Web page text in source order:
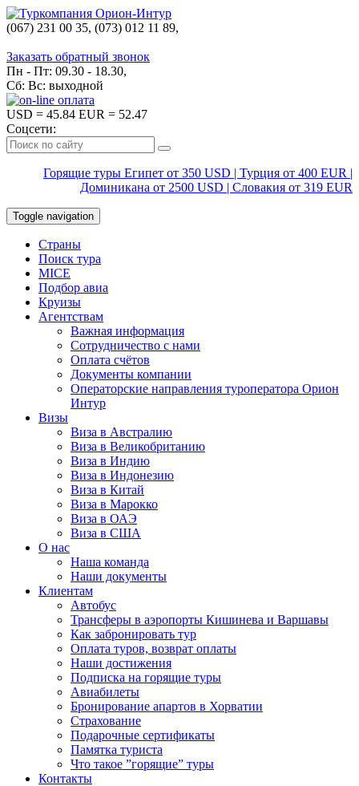
(067) 231 00 35, (073) 012 11 89,
Заказать обратный звонок
Пн - Пт: 09.30 - 18.30,
Сб: Вс: выходной
USD = 45.84 EUR = 52.47
Соцсети:
Горящие туры Египет от 350 USD | Турция от 400 EUR |
Доминикана от 2500 USD | Словакия от 319 EUR
Toggle navigation
Страны
Поиск тура
MICE
Подбор авиа
Круизы
Агентствам
Важная информация
Сотрудничество с нами
Оплата счётов
Документы компании
Операторские направления туроператора Орион
Интур
Визы
Виза в Австралию
Виза в Великобританию
Виза в Индию
Виза в Индонезию
Виза в Китай
Виза в Марокко
Виза в ОАЭ
Виза в США
О нас
Наша команда
Наши документы
Клиентам
Автобус
Трансферы в аэропорты Кишинева и Варшавы
Как забронировать тур
Оплата туров, возврат оплаты
Наши достижения
Подписка на горящие туры
Авиабилеты
Бронирование апартов в Хорватии
Страхование
Подарочные сертификаты
Памятка туриста
Что такое ”горящие” туры
Контакты